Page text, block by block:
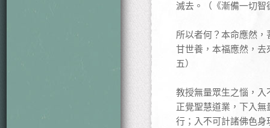
滅去。（《漸備一切
所以者何？本命應然
甘世養，本福應然，
五）
教授無量眾生之惱，
正覺聖慧道業，下入
行；入不可計諸佛色